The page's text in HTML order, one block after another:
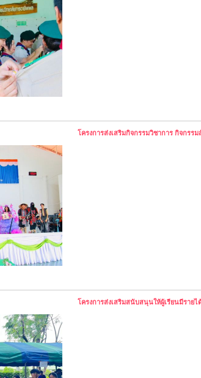
โครงการส่งเสริมกิจกรรมวิชาการ กิจกรร
โครงการส่งเสริมสนับสนุนให้ผู้เรียนมีรายไ